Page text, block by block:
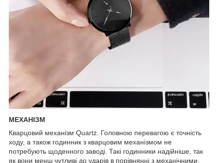
МЕХАНІЗМ
Кварцовий механізм Quartz. Головною перевагою є точність
ходу, а також годинник з кварцовим механізмом не
потребують щоденного заводі. Такі годинники надійніше, так
як вони менш чутливі до ударів в порівнянні з механічними.